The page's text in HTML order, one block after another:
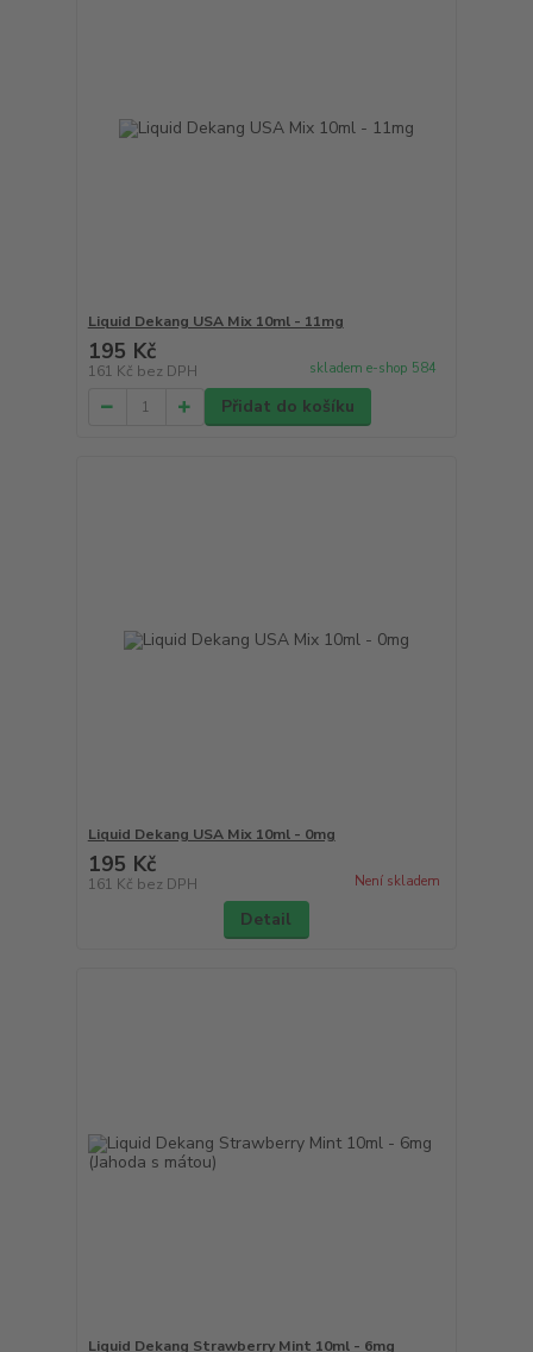
Liquid Dekang USA Mix 10ml - 11mg
195 Kč
161 Kč bez DPH skladem e-shop 584
Přidat do košíku
Liquid Dekang USA Mix 10ml - 0mg
195 Kč
161 Kč bez DPH Není skladem
Detail
Liquid Dekang Strawberry Mint 10ml - 6mg